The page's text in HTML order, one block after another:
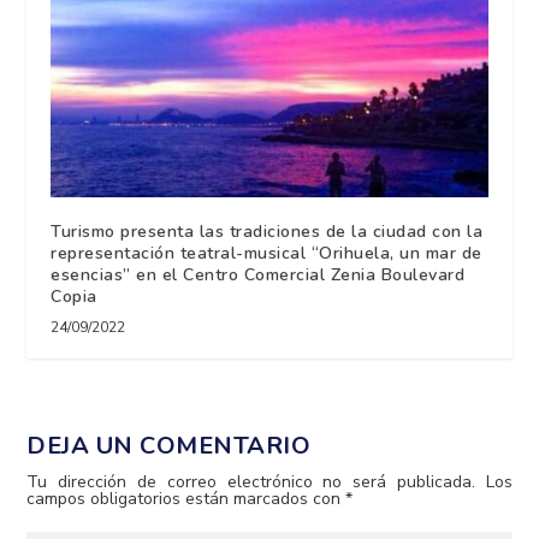
Turismo presenta las tradiciones de la ciudad con la
representación teatral-musical “Orihuela, un mar de
esencias” en el Centro Comercial Zenia Boulevard
Copia
24/09/2022
DEJA UN COMENTARIO
Tu dirección de correo electrónico no será publicada. Los
campos obligatorios están marcados con*